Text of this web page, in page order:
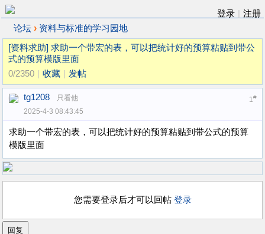
登录
注册
论坛 › 资料与标准的学习园地
[资料求助] 求助一个带宏的表，可以把统计好的预算粘贴到带公
式的预算模版里面
0/2350
收藏 发帖
1#
tg1208
只看他
2025-4-3 08:43:45
求助一个带宏的表，可以把统计好的预算粘贴到带公式的预算
模版里面
您需要登录后才可以回帖 登录